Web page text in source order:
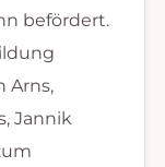
befördert.
Arns,
Jannik